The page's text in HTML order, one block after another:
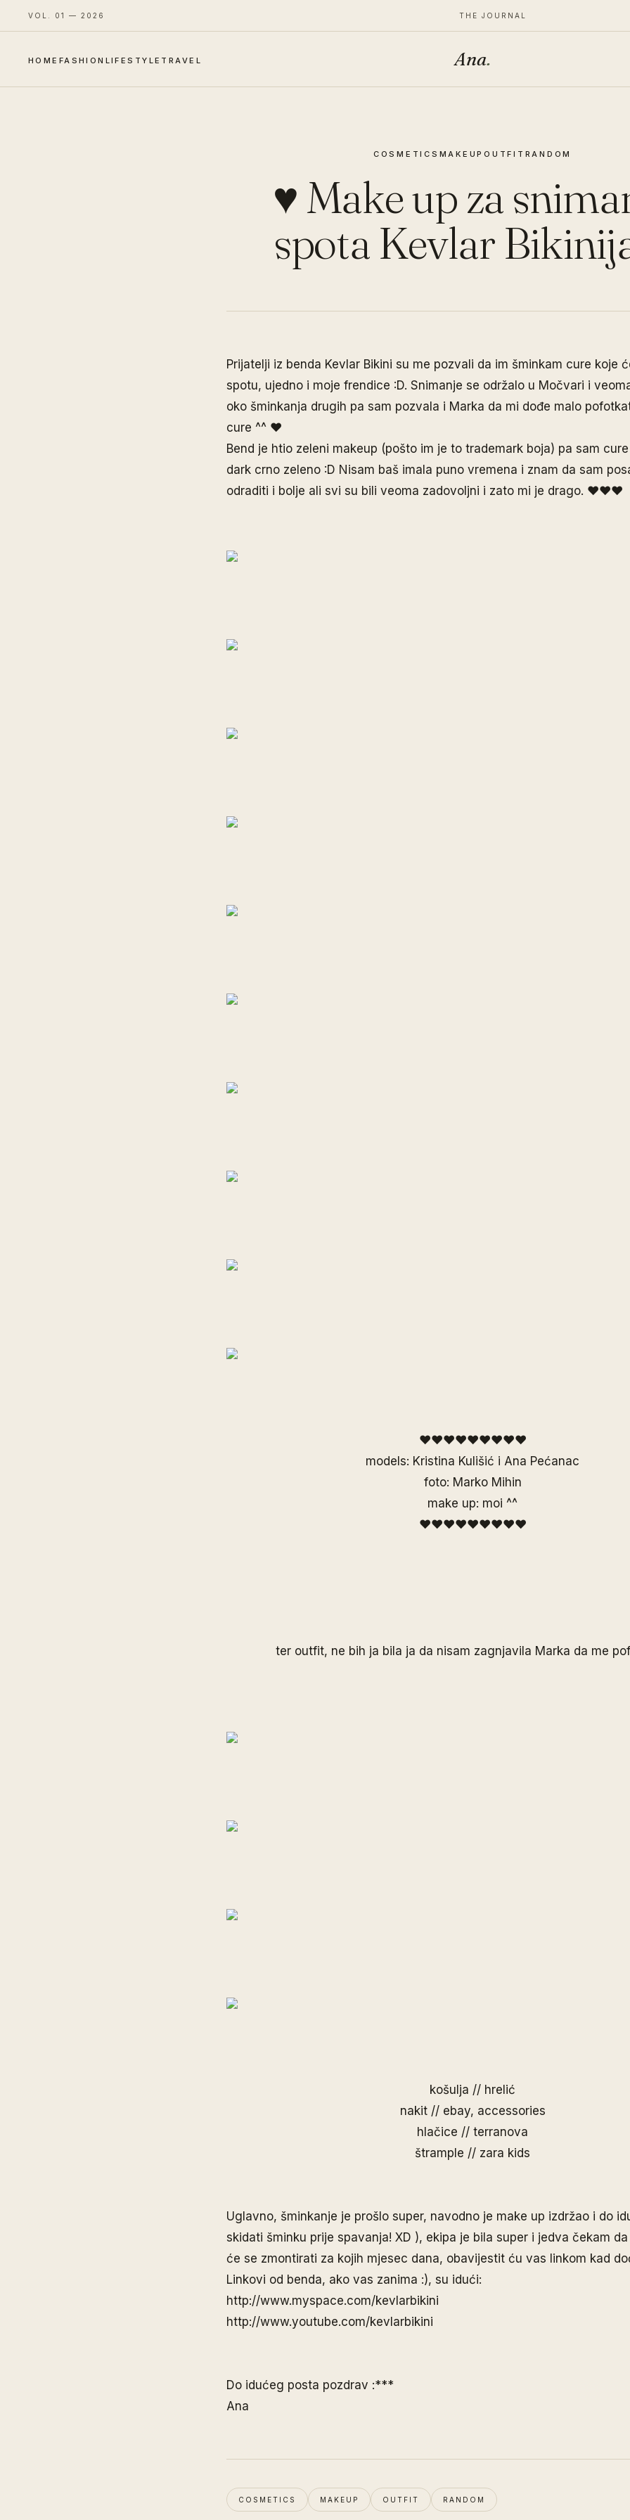
VOL. 01 — 2026 THE JOURNAL
HOME FASHION LIFESTYLE TRAVEL Ana.
COSMETICS MAKEUPOUTFIT RANDOM
♥ Make up za
spota Kevlar
Prijatelji iz benda Kevlar Bikini su me pozvali da im šminkam cure koje
spotu, ujedno i moje frendice :D. Snimanje se održalo u Močvari i
oko šminkanja drugih pa sam pozvala i Marka da mi dođe malo
cure ^^ ♥
Bend je htio zeleni makeup (pošto im je to trademark boja) pa sam
dark crno zeleno :D Nisam baš imala puno vremena i znam da sam
odraditi i bolje ali svi su bili veoma zadovoljni i zato mi je drago. ♥♥♥
♥♥♥♥♥♥♥♥♥
models: Kristina Kulišić i Ana Pećanac
foto: Marko Mihin
make up: moi ^^
♥♥♥♥♥♥♥♥♥
ter outfit, ne bih ja bila ja da nisam zagnjavila Marka da me
košulja // hrelić
nakit // ebay, accessories
hlačice // terranova
štrample // zara kids
Uglavno, šminkanje je prošlo super, navodno je make up izdržao i do
skidati šminku prije spavanja! XD ), ekipa je bila super i jedva čekam
će se zmontirati za kojih mjesec dana, obavijestit ću vas linkom kad
Linkovi od benda, ako vas zanima :), su idući:
http://www.myspace.com/kevlarbikini
http://www.youtube.com/kevlarbikini
Do idućeg posta pozdrav :***
Ana
COSMETICS MAKEUP OUTFIT RANDOM